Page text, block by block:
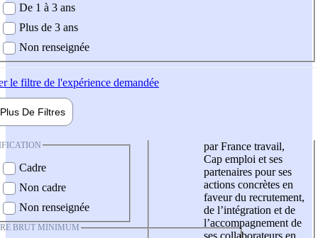
De 1 à 3 ans
Plus de 3 ans
Non renseignée
le filtre de l'expérience demandée
Plus De Filtres
Cadre
Non cadre
Non renseignée
BRUT MINIMUM
par France travail,
Cap emploi et ses
partenaires pour ses
actions concrètes en
faveur du recrutement,
de l’intégration et de
l’accompagnement de
ses collaborateurs en